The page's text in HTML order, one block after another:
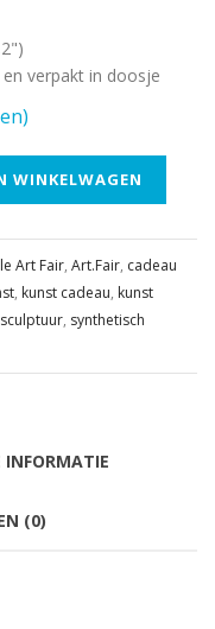
verpakt in doosje
WINKELWAGEN
Art Fair, Art.Fair, cadeau
, kunst cadeau, kunst
sculptuur, synthetisch
(0)